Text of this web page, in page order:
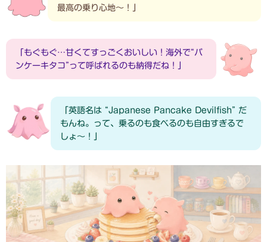
最高の乗り心地〜！」
「もぐもぐ…甘くてすっごくおいしい！海外で“パ
ンケーキタコ”って呼ばれるのも納得だね！」
「英語名は “Japanese Pancake Devilfish” だ
もんね。って、乗るのも食べるのも自由すぎるで
しょ〜！」